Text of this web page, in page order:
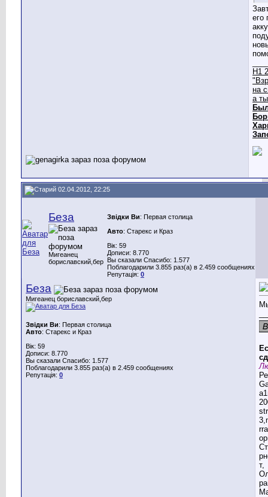
его
Н1
на
а
02.04.2012, 22:25
Беза
Мигеанец
бориславский,бер
Звідки Ви: Первая столица
Авто: Старекс и Краз
Вік: 59
Дописи: 8.770
Вы сказали Спасибо: 1.577
Поблагодарили 3.855 раз(а) в 2.459 сообщениях
Репутація: 0
Беза
Мигеанец бориславский,бер
Звідки Ви: Первая столица
Авто: Старекс и Краз
Вік: 59
Дописи: 8.770
Вы сказали Спасибо: 1.577
Поблагодарили 3.855 раз(а) в 2.459 сообщениях
Репутація: 0
т,